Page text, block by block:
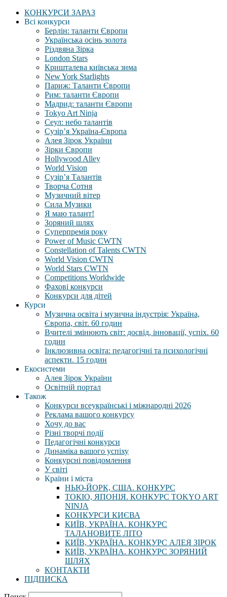
КОНКУРСИ ЗАРАЗ
Всі конкурси
Берлін: таланти Європи
Українська осінь золота
Різдвяна Зірка
London Stars
Кришталева київська зима
New York Starlights
Париж: Таланти Європи
Рим: таланти Європи
Мадрид: таланти Європи
Tokyo Art Ninja
Сеул: небо талантів
Сузір’я Україна-Європа
Алея Зірок України
Зірки Європи
Hollywood Alley
World Vision
Сузір’я Талантів
Творча Сотня
Музичний вітер
Сила Музики
Я маю талант!
Зоряний шлях
Суперпремія року
Power of Music CWTN
Constellation of Talents CWTN
World Vision CWTN
World Stars CWTN
Competitions Worldwide
Фахові конкурси
Конкурси для дітей
Курси
Музична освіта і музична індустрія: Україна,
Європа, світ. 60 годин
Вчителі змінюють світ: досвід, інновації, успіх. 60
годин
Інклюзивна освіта: педагогічні та психологічні
аспекти. 15 годин
Екосистеми
Алея Зірок України
Освітній портал
Також
Конкурси всеукраїнські і міжнародні 2026
Реклама вашого конкурсу
Хочу до вас
Різні творчі події
Педагогічні конкурси
Динаміка вашого успіху
Конкурсні повідомлення
У світі
Країни і міста
НЬЮ-ЙОРК, США. КОНКУРС
ТОКІО, ЯПОНІЯ. КОНКУРС TOKYO ART
NINJA
КОНКУРСИ КИЄВА
КИЇВ, УКРАЇНА. КОНКУРС
ТАЛАНОВИТЕ ЛІТО
КИЇВ, УКРАЇНА. КОНКУРС АЛЕЯ ЗІРОК
КИЇВ, УКРАЇНА. КОНКУРС ЗОРЯНИЙ
ШЛЯХ
КОНТАКТИ
ПІДПИСКА